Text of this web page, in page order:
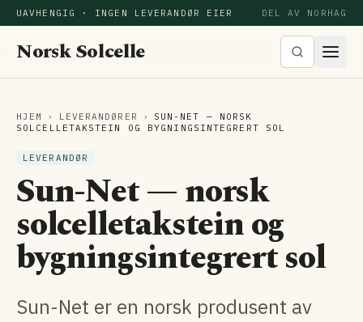
UAVHENGIG · INGEN LEVERANDØR EIER DEL AV NORHAG
Norsk Solcelle
HJEM › LEVERANDØRER ›
SUN-NET — NORSK
SOLCELLETAKSTEIN OG BYGNINGS­INTEGRERT SOL
LEVERANDØR
Sun-Net — norsk
solcelletakstein og
bygnings­integrert sol
Sun-Net er en norsk produsent av